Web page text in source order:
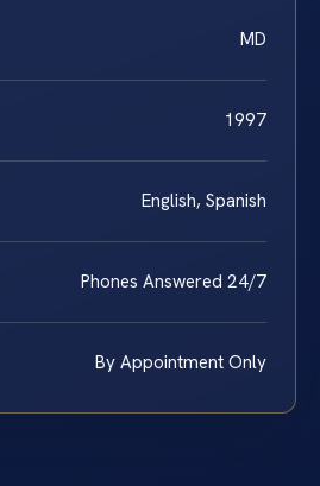
MD
1997
English, Spanish
Phones Answered 24/7
By Appointment Only